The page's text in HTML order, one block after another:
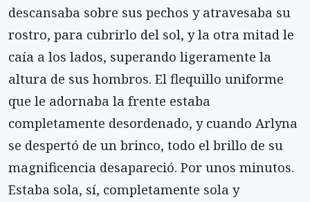
descansaba sobre sus pechos y atravesaba su
rostro, para cubrirlo del sol, y la otra mitad le
caía a los lados, superando ligeramente la
altura de sus hombros. El flequillo uniforme
que le adornaba la frente estaba
completamente desordenado, y cuando Arlyna
se despertó de un brinco, todo el brillo de su
magnificencia desapareció. Por unos minutos.
Estaba sola, sí, completamente sola y